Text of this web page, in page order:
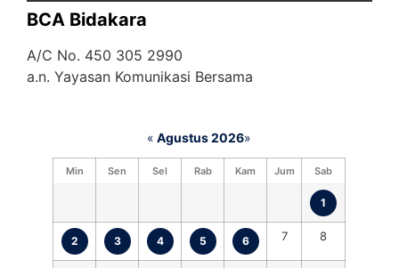
BCA Bidakara
A/C No. 450 305 2990
a.n. Yayasan Komunikasi Bersama
« Agustus 2026»
Min Sen Sel Rab Kam Jum Sab
1
2 3 4 5 6 7 8